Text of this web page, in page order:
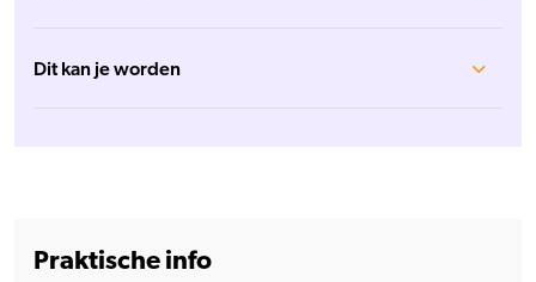
Dit kan je worden
Praktische info